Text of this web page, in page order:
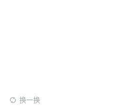
换一换